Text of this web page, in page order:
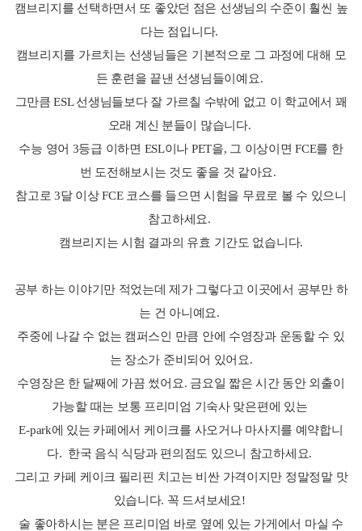
캠브리지를 선택하면서 또 좋았던 점은 선생님의 수준이 훨씬 높
다는 점입니다.
캠브리지를 가르치는 선생님들은 기본적으로 그 과정에 대해 모
든 훈련을 끝낸 선생님들이예요.
그만큼 ESL 선생님들보다 잘 가르칠 수밖에 없고 이 학교에서 꽤
오래 계신 분들이 많습니다.
수능 영어 3등급 이하면 ESL이나 PET을, 그 이상이면 FCE를 한
번 도전해보시는 것도 좋을 것 같아요.
참고로 3달 이상 FCE 코스를 들으면 시험을 무료로 볼 수 있으니
참고하세요.
캠브리지는 시험 결과의 유효 기간도 없습니다.
공부 하는 이야기만 적었는데 제가 그렇다고 이곳에서 공부만 하
는 건 아니예요.
주중에 나갈 수 없는 캠퍼스인 만큼 안에 수영장과 운동할 수 있
는 장소가 준비되어 있어요.
수영장은 한 달째에 가끔 썼어요. 금요일 짧은 시간 동안 외출이
가능할 때는 보통 프리미엄 기숙사 맞은편에 있는
E-park에 있는 카페에서 케이크를 사오거나 마사지를 예약합니
다. 한국 음식 식당과 편의점도 있으니 참고하세요.
그리고 카페 케이크 필리핀 치고는 비싼 가격이지만 정말정말 맛
있습니다. 꼭 드셔보세요!
술 좋아하시는 분은 프리미엄 바로 옆에 있는 가게에서 마실 수